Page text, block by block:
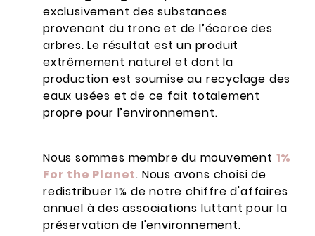
exclusivement des substances
provenant du tronc et de l’écorce des
arbres. Le résultat est un produit
extrêmement naturel et dont la
production est soumise au recyclage des
eaux usées et de ce fait totalement
propre pour l’environnement.
Nous sommes membre du mouvement 1%
For the Planet. Nous avons choisi de
redistribuer 1% de notre chiffre d'affaires
annuel à des associations luttant pour la
préservation de l'environnement.